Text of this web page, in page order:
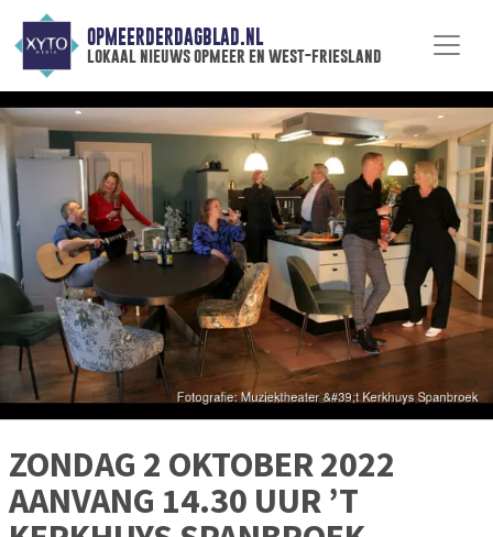
OPMEERDERDAGBLAD.NL
lokaal nieuws opmeer en west-friesland
ZONDAG 2 OKTOBER 2022
AANVANG 14.30 UUR ’T